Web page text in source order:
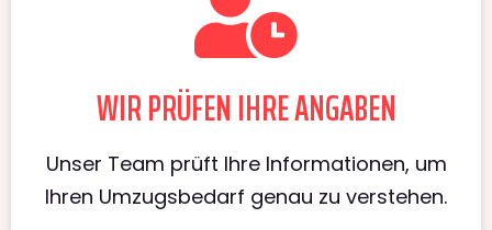
WIR PRÜFEN IHRE ANGABEN
Unser Team prüft Ihre Informationen, um
Ihren Umzugsbedarf genau zu verstehen.